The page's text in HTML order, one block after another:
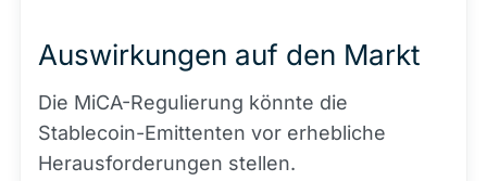
Auswirkungen auf den Markt
Die MiCA-Regulierung könnte die
Stablecoin-Emittenten vor erhebliche
Herausforderungen stellen.